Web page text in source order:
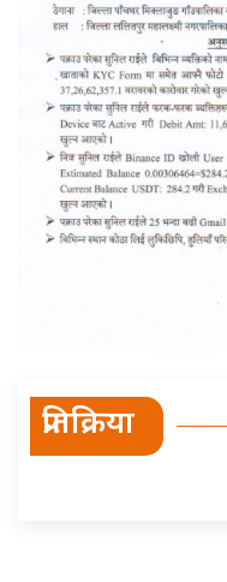
प्रतिक्रिया